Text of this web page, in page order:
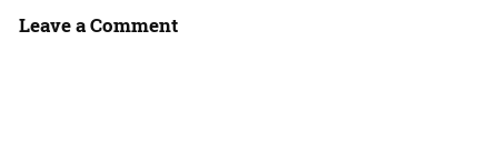
Leave a Comment